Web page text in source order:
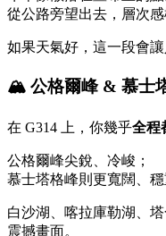
從公路旁望出去，層次
如果天氣好，這一段會讓
🏔️ 公格爾峰 & 慕士
在 G314 上，你幾乎全程
公格爾峰尖銳、冷峻；
慕士塔格峰則更寬闊、穩
白沙湖、喀拉庫勒湖、
震撼畫面。